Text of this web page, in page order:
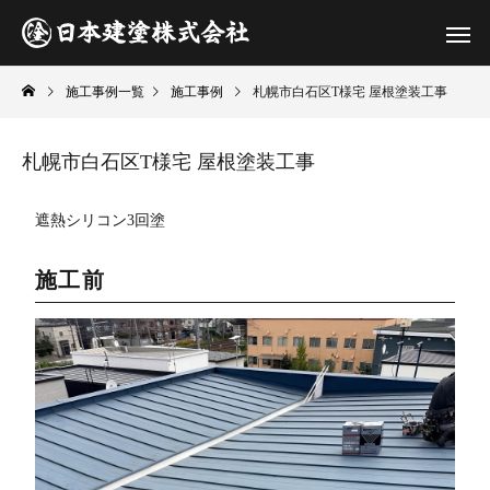
施工事例一覧 施工事例 札幌市白石区T様宅 屋根塗装工事
札幌市白石区T様宅 屋根塗装工事
遮熱シリコン3回塗
施工前